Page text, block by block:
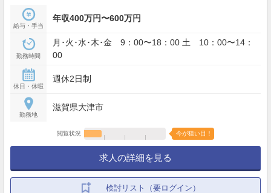
給与・手当
年収400万円〜600万円
勤務時間
月･火･水･木･金 9：00〜18：00 土 10：00〜14：
00
休日・休暇
週休2日制
勤務地
滋賀県大津市
閲覧状況 今が狙い目！
求人の詳細を見る
検討リスト（要ログイン）